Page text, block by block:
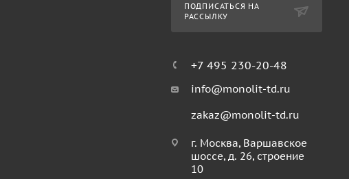
ПОДПИСАТЬСЯ НА
РАССЫЛКУ
+7 495 230-20-48
info@monolit-td.ru
zakaz@monolit-td.ru
г. Москва, Варшавское
шоссе, д. 26, строение
10